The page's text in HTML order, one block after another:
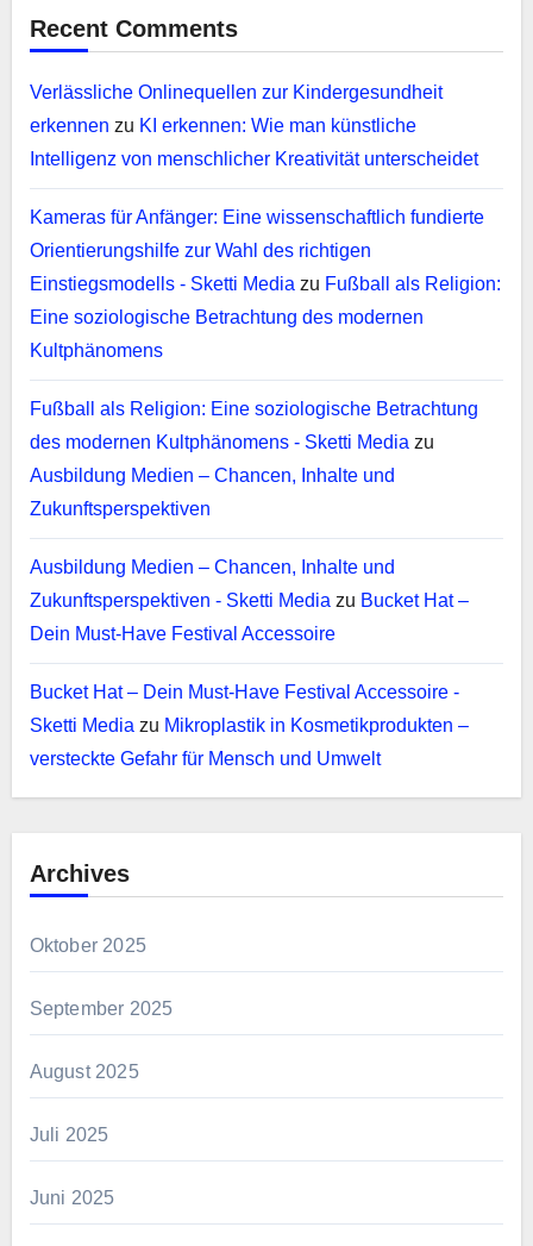
Recent Comments
Verlässliche Onlinequellen zur Kindergesundheit
erkennen zu KI erkennen: Wie man künstliche
Intelligenz von menschlicher Kreativität unterscheidet
Kameras für Anfänger: Eine wissenschaftlich fundierte
Orientierungshilfe zur Wahl des richtigen
Einstiegsmodells - Sketti Media zu Fußball als Religion:
Eine soziologische Betrachtung des modernen
Kultphänomens
Fußball als Religion: Eine soziologische Betrachtung
des modernen Kultphänomens - Sketti Media zu
Ausbildung Medien – Chancen, Inhalte und
Zukunftsperspektiven
Ausbildung Medien – Chancen, Inhalte und
Zukunftsperspektiven - Sketti Media zu Bucket Hat –
Dein Must-Have Festival Accessoire
Bucket Hat – Dein Must-Have Festival Accessoire -
Sketti Media zu Mikroplastik in Kosmetikprodukten –
versteckte Gefahr für Mensch und Umwelt
Archives
Oktober 2025
September 2025
August 2025
Juli 2025
Juni 2025